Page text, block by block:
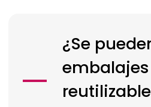
¿Se